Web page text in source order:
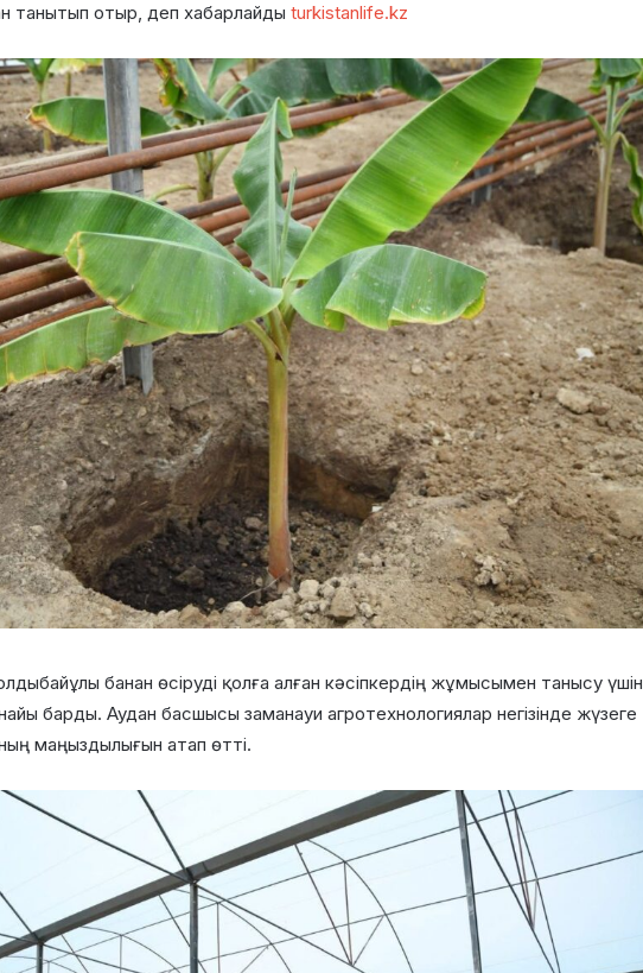
танытып отыр, деп хабарлайды turkistanlife.kz
банан өсіруді қолға алған кәсіпкердің жұмысымен танысу үшін
барды. Аудан басшысы заманауи агротехнологиялар негізінде жүзеге
маңыздылығын атап өтті.